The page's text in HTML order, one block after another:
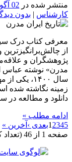
منتشر شده در 02 آگوست 2026
کارشناس | بدون
معرفی کتاب درک
از
پژوهشگران و
مدرن» نوشته عباس
سال ۱۴۰۰،
زمینه نگاشته شده
دانلود و مطالعه
ادامه مطلب »
1 2345 بعدی › آخرین »
صفحه 1 از 46 (تعداد کل صفحات: 46)